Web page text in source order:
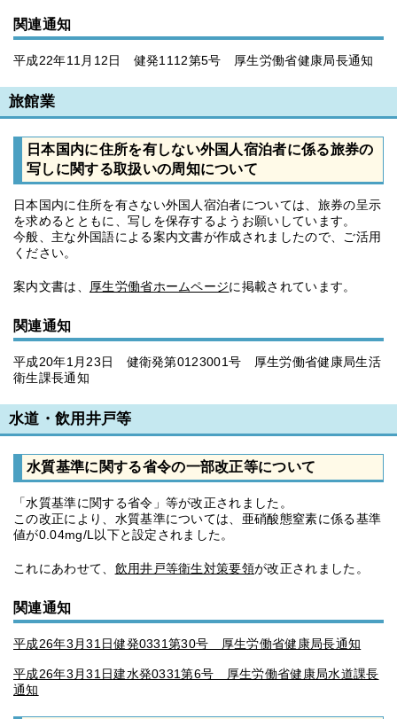
関連通知
平成22年11月12日 健発1112第5号 厚生労働省健康局長通知
旅館業
日本国内に住所を有しない外国人宿泊者に係る旅券の
写しに関する取扱いの周知について
日本国内に住所を有さない外国人宿泊者については、旅券の呈示
を求めるとともに、写しを保存するようお願いしています。
今般、主な外国語による案内文書が作成されましたので、ご活用
ください。
案内文書は、 厚生労働省ホームページに掲載されています。
関連通知
平成20年1月23日 健衛発第0123001号 厚生労働省健康局生活
衛生課長通知
水道・飲用井戸等
水質基準に関する省令の一部改正等について
「水質基準に関する省令」等が改正されました。
この改正により、水質基準については、亜硝酸態窒素に係る基準
値が0.04mg/L以下と設定されました。
これにあわせて、 飲用井戸等衛生対策要領が改正されました。
関連通知
平成26年3月31日健発0331第30号 厚生労働省健康局長通知
平成26年3月31日建水発0331第6号 厚生労働省健康局水道課長
通知